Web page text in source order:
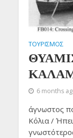
ΤΟΥΡΙΣΜΟΣ
6 months
άγνωστος
Κόλια /